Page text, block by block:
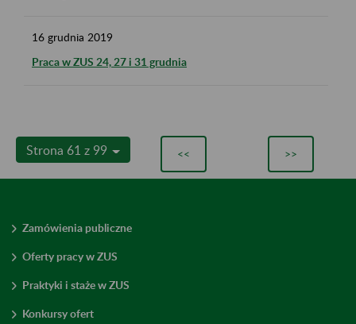
16 grudnia 2019
Praca w ZUS 24, 27 i 31 grudnia
Strona 61 z 99 << >>
Zamówienia publiczne
Oferty pracy w ZUS
Praktyki i staże w ZUS
Konkursy ofert